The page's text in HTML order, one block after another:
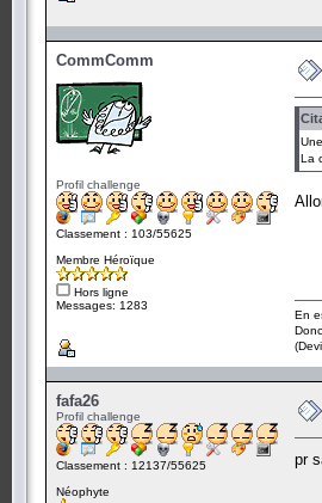
CommComm
Profil challenge
Classement : 103/55625
Membre Héroïque
Hors ligne
Messages: 1283
La
En
fafa26
Profil challenge
Classement : 12137/55625
Néophyte
pr